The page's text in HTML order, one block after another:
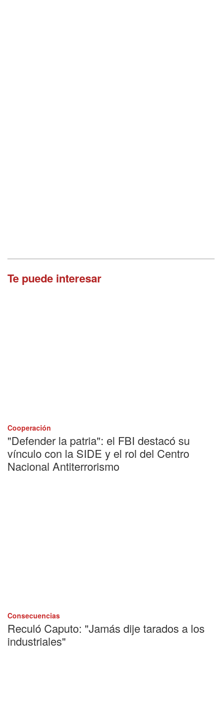
Te puede interesar
Cooperación
"Defender la patria": el FBI destacó su
vínculo con la SIDE y el rol del Centro
Nacional Antiterrorismo
Consecuencias
Reculó Caputo: "Jamás dije tarados a los
industriales"